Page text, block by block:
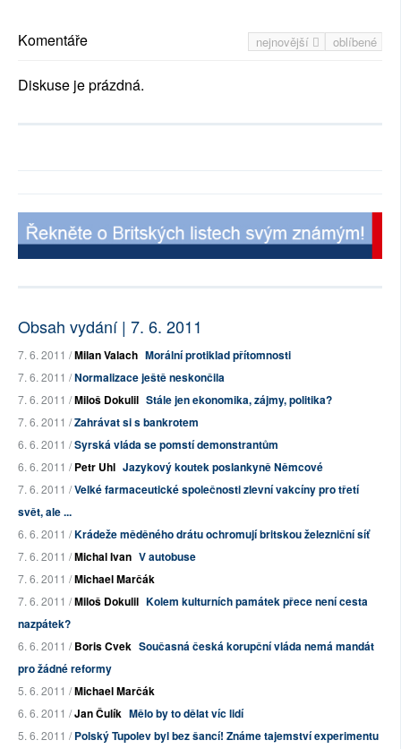
nejnovější oblíbené
Komentáře
Diskuse je prázdná.
Obsah vydání | 7. 6. 2011
7. 6. 2011 /Milan Valach Morální protiklad přítomnosti
7. 6. 2011 /Normalizace ještě neskončila
7. 6. 2011 /Miloš Dokulil Stále jen ekonomika, zájmy, politika?
7. 6. 2011 /Zahrávat si s bankrotem
6. 6. 2011 /Syrská vláda se pomstí demonstrantům
6. 6. 2011 /Petr Uhl Jazykový koutek poslankyně Němcové
7. 6. 2011 /Velké farmaceutické společnosti zlevní vakcíny pro třetí
svět, ale ...
6. 6. 2011 /Krádeže měděného drátu ochromují britskou železniční síť
7. 6. 2011 /Michal Ivan V autobuse
7. 6. 2011 /Michael Marčák
7. 6. 2011 /Miloš Dokulil Kolem kulturních památek přece není cesta
nazpátek?
6. 6. 2011 /Boris Cvek Současná česká korupční vláda nemá mandát
pro žádné reformy
5. 6. 2011 /Michael Marčák
6. 6. 2011 /Jan Čulík Mělo by to dělat víc lidí
5. 6. 2011 /Polský Tupolev byl bez šancí! Známe tajemství experimentu